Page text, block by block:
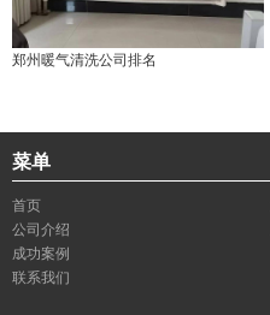
郑州暖气清洗公司排名
菜单
首页
公司介绍
成功案例
联系我们